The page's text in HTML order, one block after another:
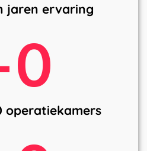
jaren ervaring
operatiekamers
0